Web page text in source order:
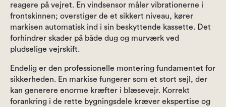
reagere på vejret. En vindsensor måler vibrationerne i
frontskinnen; overstiger de et sikkert niveau, kører
markisen automatisk ind i sin beskyttende kassette. Det
forhindrer skader på både dug og murværk ved
pludselige vejrskift.
Endelig er den professionelle montering fundamentet for
sikkerheden. En markise fungerer som et stort sejl, der
kan generere enorme kræfter i blæsevejr. Korrekt
forankring i de rette bygningsdele kræver ekspertise og